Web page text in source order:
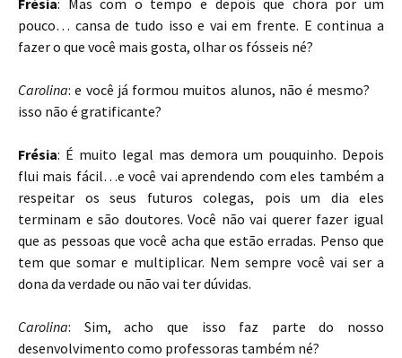
Frésia: Mas com o tempo e depois que chora por um
pouco… cansa de tudo isso e vai em frente. E continua a
fazer o que você mais gosta, olhar os fósseis né?
Carolina: e você já formou muitos alunos, não é mesmo?
isso não é gratificante?
Frésia: É muito legal mas demora um pouquinho. Depois
flui mais fácil…e você vai aprendendo com eles também a
respeitar os seus futuros colegas, pois um dia eles
terminam e são doutores. Você não vai querer fazer igual
que as pessoas que você acha que estão erradas. Penso que
tem que somar e multiplicar. Nem sempre você vai ser a
dona da verdade ou não vai ter dúvidas.
Carolina: Sim, acho que isso faz parte do nosso
desenvolvimento como professoras também né?